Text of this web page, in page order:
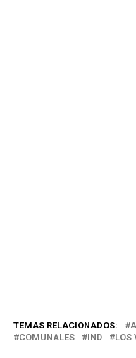
TEMAS RELACIONADOS:
COMUNALES
IND LOS